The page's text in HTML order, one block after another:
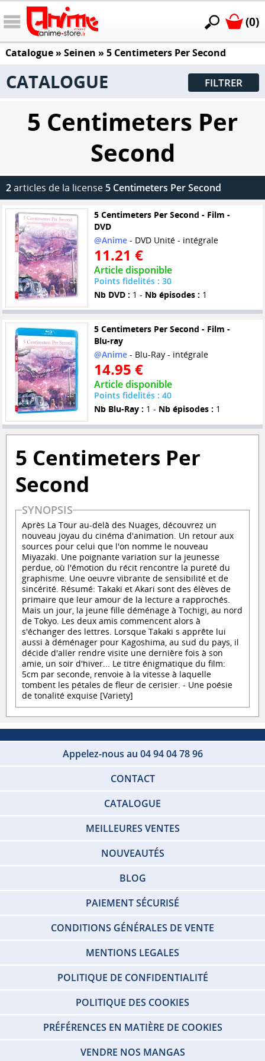
(0)
Catalogue» Seinen » 5 Centimeters Per Second
CATALOGUE FILTRER
5 Centimeters Per
Second
2articles de la license 5 Centimeters Per Second
5 Centimeters Per Second - Film -
DVD
@Anime- DVD Unité - intégrale
11.21 €
Article disponible
Points fidelités : 30
Nb DVD : 1 - Nb épisodes : 1
5 Centimeters Per Second - Film -
Blu-ray
@Anime- Blu-Ray - intégrale
14.95 €
Article disponible
Points fidelités : 40
Nb Blu-Ray : 1 - Nb épisodes : 1
5 Centimeters Per
Second
SYNOPSIS
Après La Tour au-delà des Nuages, découvrez un
nouveau joyau du cinéma d'animation. Un retour aux
sources pour celui que l'on nomme le nouveau
Miyazaki. Une poignante variation sur la jeunesse
perdue, où l'émotion du récit rencontre la pureté du
graphisme. Une oeuvre vibrante de sensibilité et de
sincérité. Résumé: Takaki et Akari sont des élèves de
primaire que leur amour de la lecture a rapprochés.
Mais un jour, la jeune fille déménage à Tochigi, au nord
de Tokyo. Les deux amis commencent alors à
s'échanger des lettres. Lorsque Takaki s apprête lui
aussi à déménager pour Kagoshima, au sud du pays, il
décide d'aller rendre visite une dernière fois à son
amie, un soir d'hiver... Le titre énigmatique du film:
5cm par seconde, renvoie à la vitesse à laquelle
tombent les pétales de fleur de cerisier. - Une poésie
de tonalité exquise [Variety]
Appelez-nous au 04 94 04 78 96
CONTACT
CATALOGUE
MEILLEURES VENTES
NOUVEAUTÉS
BLOG
PAIEMENT SÉCURISÉ
CONDITIONS GÉNÉRALES DE VENTE
MENTIONS LEGALES
POLITIQUE DE CONFIDENTIALITÉ
POLITIQUE DES COOKIES
PRÉFÉRENCES EN MATIÈRE DE COOKIES
VENDRE NOS MANGAS